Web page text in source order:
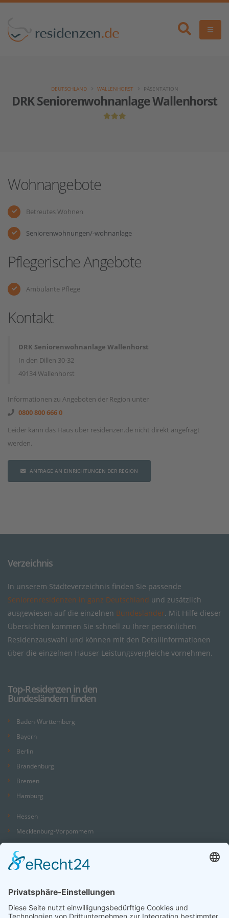
DRK Seniorenwohnanlage Wallenhorst
DEUTSCHLAND WALLENHORST PÄSENTATION
Wohnangebote
Betreutes Wohnen
Seniorenwohnungen/-wohnanlage
Pflegerische Angebote
Ambulante Pflege
Kontakt
DRK Seniorenwohnanlage Wallenhorst
In den Dillen 30-32
49134 Wallenhorst
Informationen zu Angeboten der Region unter
0800 800 666 0
Leider kann das Haus über residenzen.de nicht direkt angefragt
werden.
ANFRAGE AN EINRICHTUNGEN DER REGION
Verzeichnis
In unserem Städteverzeichnis finden Sie passende
Seniorenresidenzen in ganz Deutschland und zusätzlich
ausgewiesen auf die einzelnen Bundesländer. Mit Hilfe dieser
Übersichten kommen Sie schnell zu Ihrer persönlichen
Residenzauswahl und können mit den Detailinformationen
über die einzelnen Häuser Leistungsvergleiche vornehmen.
Top-Residenzen in den
Bundesländern finden
Baden-Württemberg
Bayern
Berlin
Brandenburg
Bremen
Hamburg
Hessen
Mecklenburg-Vorpommern
Niedersachsen
Nordrhein-Westfalen
Saarland
Sachsen